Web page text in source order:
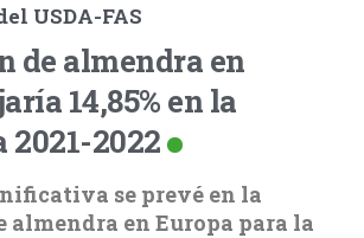
USDA-FAS
de almendra en
14,85% en la
2022
se prevé en la
almendra en Europa para la